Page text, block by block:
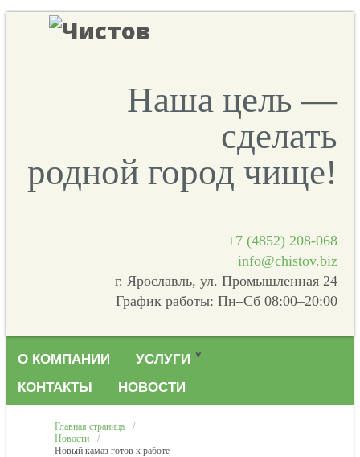
Наша цель —
сделать
родной город чище!
+7 (4852) 208-068
info@chistov.biz
г. Ярославль, ул. Промышленная 24
График работы: Пн–Сб 08:00–20:00
О КОМПАНИИ
УСЛУГИ
КОНТАКТЫ
НОВОСТИ
Главная страница
/
Новости
/
Новый камаз готов к работе